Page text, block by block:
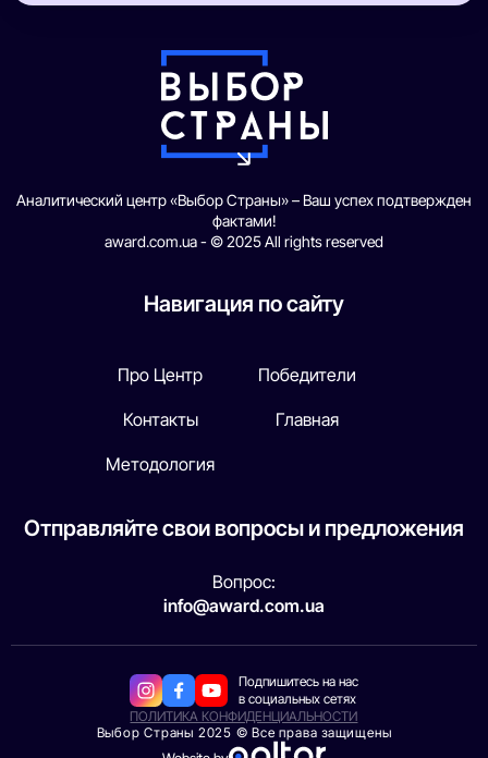
Аналитический центр «Выбор Страны» – Ваш успех подтвержден
фактами!
award.com.ua - © 2025 All rights reserved
Навигация по сайту
Про Центр
Контакты
Методология
Победители
Главная
Отправляйте свои вопросы и предложения
Вопрос:
info@award.com.ua
Подпишитесь на нас
в социальных сетях
ПОЛИТИКА КОНФИДЕНЦИАЛЬНОСТИ
Выбор Страны 2025 © Все права защищены